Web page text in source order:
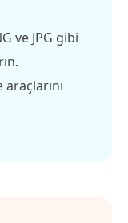
ve JPG gibi